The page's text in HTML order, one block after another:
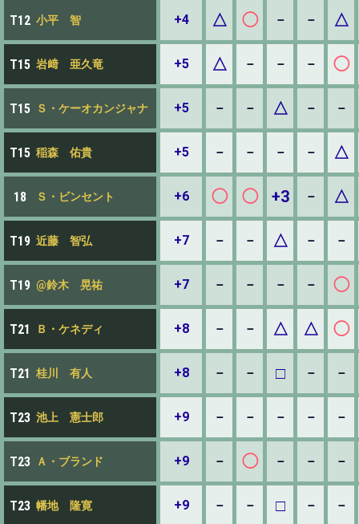
T12 小平 智 +4 △ ◯ － － △
T15 岩﨑 亜久竜 +5 △ － － － ◯
T15 Ｓ・ケーオカンジャナ +5 － － △ － －
T15 稲森 佑貴 +5 － － － － △
18 Ｓ・ビンセント +6 ◯ ◯ +3 － △
T19 近藤 智弘 +7 － － △ － －
T19 @鈴木 晃祐 +7 － － － － ◯
T21 Ｂ・ケネディ +8 － － △ △ ◯
T21 桂川 有人 +8 － － □ － －
T23 池上 憲士郎 +9 － － － － －
T23 Ａ・ブランド +9 － ◯ － － －
T23 幡地 隆寛 +9 － － □ － －